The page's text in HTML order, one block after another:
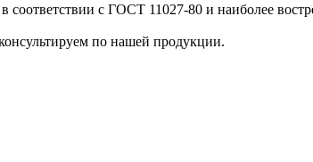
соответствии с ГОСТ 11027-80 и наиболее
по нашей продукции.